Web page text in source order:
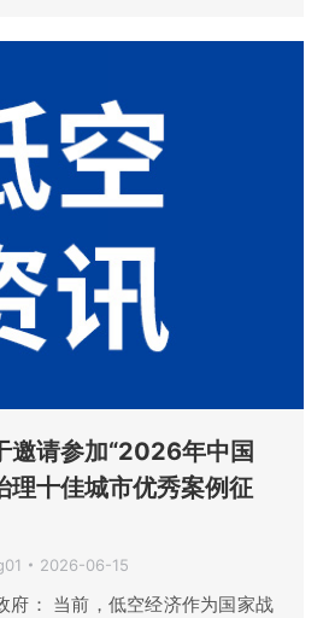
邀请参加“2026年中国
理十佳城市优秀案例征
2026-06-15
： 当前，低空经济作为国家战